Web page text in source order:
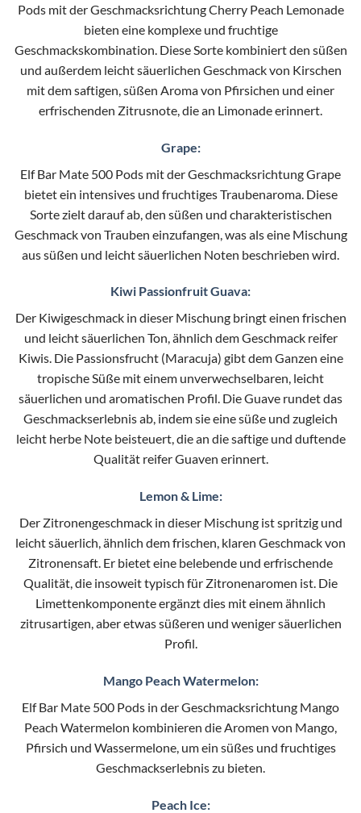
Pods mit der Geschmacksrichtung Cherry Peach Lemonade
bieten eine komplexe und fruchtige
Geschmackskombination. Diese Sorte kombiniert den süßen
und außerdem leicht säuerlichen Geschmack von Kirschen
mit dem saftigen, süßen Aroma von Pfirsichen und einer
erfrischenden Zitrusnote, die an Limonade erinnert.
Grape:
Elf Bar Mate 500 Pods mit der Geschmacksrichtung Grape
bietet ein intensives und fruchtiges Traubenaroma. Diese
Sorte zielt darauf ab, den süßen und charakteristischen
Geschmack von Trauben einzufangen, was als eine Mischung
aus süßen und leicht säuerlichen Noten beschrieben wird.
Kiwi Passionfruit Guava:
Der Kiwigeschmack in dieser Mischung bringt einen frischen
und leicht säuerlichen Ton, ähnlich dem Geschmack reifer
Kiwis. Die Passionsfrucht (Maracuja) gibt dem Ganzen eine
tropische Süße mit einem unverwechselbaren, leicht
säuerlichen und aromatischen Profil. Die Guave rundet das
Geschmackserlebnis ab, indem sie eine süße und zugleich
leicht herbe Note beisteuert, die an die saftige und duftende
Qualität reifer Guaven erinnert.
Lemon & Lime:
Der Zitronengeschmack in dieser Mischung ist spritzig und
leicht säuerlich, ähnlich dem frischen, klaren Geschmack von
Zitronensaft. Er bietet eine belebende und erfrischende
Qualität, die insoweit typisch für Zitronenaromen ist. Die
Limettenkomponente ergänzt dies mit einem ähnlich
zitrusartigen, aber etwas süßeren und weniger säuerlichen
Profil.
Mango Peach Watermelon:
Elf Bar Mate 500 Pods in der Geschmacksrichtung Mango
Peach Watermelon kombinieren die Aromen von Mango,
Pfirsich und Wassermelone, um ein süßes und fruchtiges
Geschmackserlebnis zu bieten.
Peach Ice: